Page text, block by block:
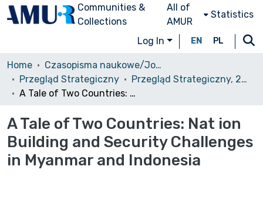
Communities &
Collections
All of
AMUR
Statistics
Log In EN PL
Home
Czasopisma naukowe/Journals
Przegląd Strategiczny
Przegląd Strategiczny, 2018, nr 11
A Tale of Two Countries: Nat ion Building and Security Challenges in Myanmar and Indonesia
A Tale of Two Countries: Nat ion
Building and Security Challenges
in Myanmar and Indonesia